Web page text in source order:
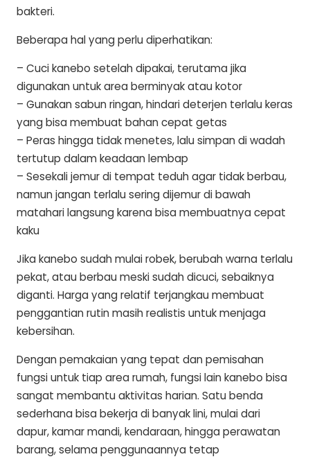
bakteri.
Beberapa hal yang perlu diperhatikan:
– Cuci kanebo setelah dipakai, terutama jika
digunakan untuk area berminyak atau kotor
– Gunakan sabun ringan, hindari deterjen terlalu keras
yang bisa membuat bahan cepat getas
– Peras hingga tidak menetes, lalu simpan di wadah
tertutup dalam keadaan lembap
– Sesekali jemur di tempat teduh agar tidak berbau,
namun jangan terlalu sering dijemur di bawah
matahari langsung karena bisa membuatnya cepat
kaku
Jika kanebo sudah mulai robek, berubah warna terlalu
pekat, atau berbau meski sudah dicuci, sebaiknya
diganti. Harga yang relatif terjangkau membuat
penggantian rutin masih realistis untuk menjaga
kebersihan.
Dengan pemakaian yang tepat dan pemisahan
fungsi untuk tiap area rumah, fungsi lain kanebo bisa
sangat membantu aktivitas harian. Satu benda
sederhana bisa bekerja di banyak lini, mulai dari
dapur, kamar mandi, kendaraan, hingga perawatan
barang, selama penggunaannya tetap